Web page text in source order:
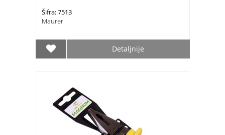
Šifra: 7513
Maurer
Detaljnije